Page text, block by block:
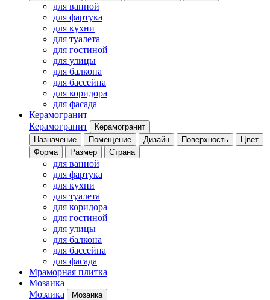
для ванной
для фартука
для кухни
для туалета
для гостиной
для улицы
для балкона
для бассейна
для коридора
для фасада
Керамогранит
Керамогранит
Керамогранит
Назначение
Помещение Дизайн Поверхность
Цвет
Форма
Размер Страна
для ванной
для фартука
для кухни
для туалета
для коридора
для гостиной
для улицы
для балкона
для бассейна
для фасада
Мраморная плитка
Мозаика
Мозаика
Мозаика